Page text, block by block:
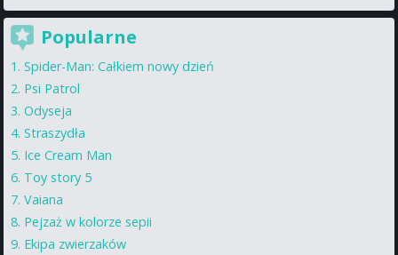
Popularne
Spider-Man: Całkiem nowy dzień
Psi Patrol
Odyseja
Straszydła
Ice Cream Man
Toy story 5
Vaiana
Pejzaż w kolorze sepii
Ekipa zwierzaków